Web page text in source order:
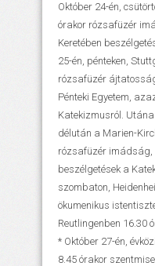
Október 24-én,
órakor rózsafüzér
Keretében
25-én, pénteken,
rózsafüzér
Pénteki Egyetem,
Katekizmusról.
délután a Marien-
rózsafüzér imádság,
beszélgetések a
szombaton,
ökumenikus
Reutlingenben 16.30
* Október 27-én,
8.45 órakor